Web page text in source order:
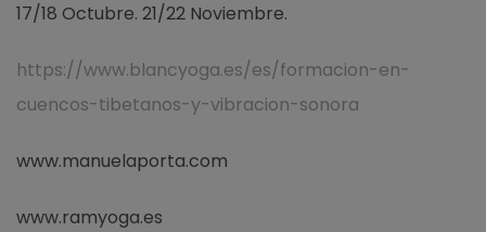
17/18 Octubre. 21/22 Noviembre.
https://www.blancyoga.es/es/formacion-en-
cuencos-tibetanos-y-vibracion-sonora
www.manuelaporta.com
www.ramyoga.es